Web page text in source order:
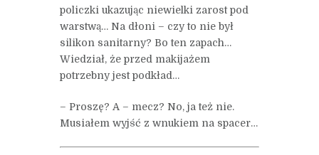
policzki ukazując niewielki zarost pod
warstwą… Na dłoni – czy to nie był
silikon sanitarny? Bo ten zapach…
Wiedział, że przed makijażem
potrzebny jest podkład…
– Proszę? A – mecz? No, ja też nie.
Musiałem wyjść z wnukiem na spacer…